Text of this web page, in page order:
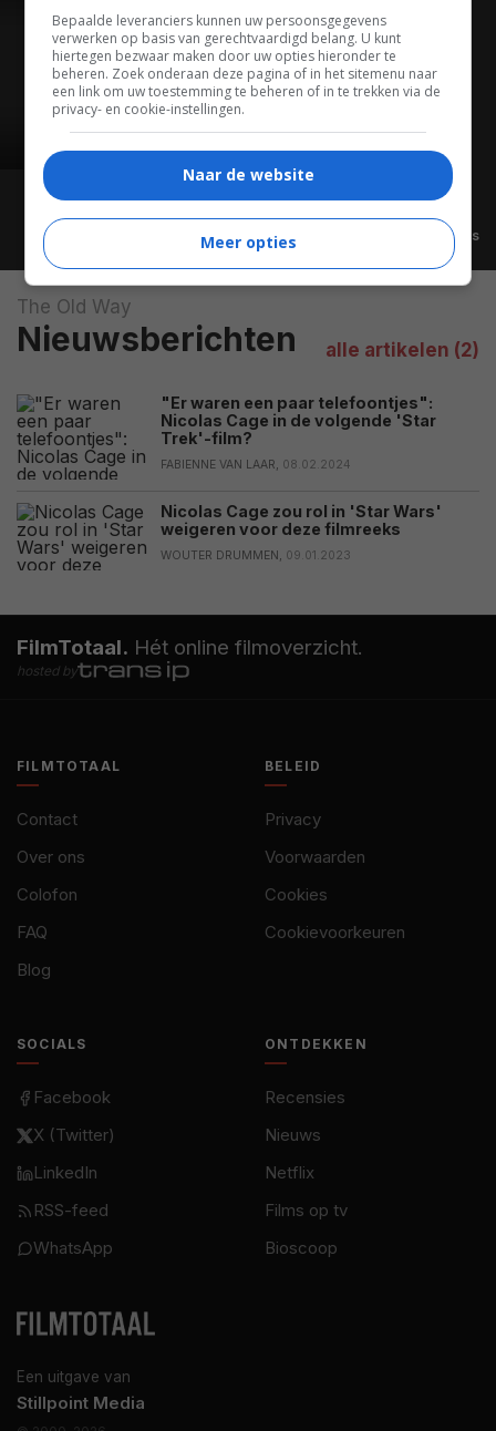
TRAILER
Alle video's
alle artikelen (2)
The Old Way
Nieuwsberichten
"Er waren een paar telefoontjes":
Nicolas Cage in de volgende 'Star
Trek'-film?
FABIENNE VAN LAAR, 08.02.2024
Nicolas Cage zou rol in 'Star Wars'
weigeren voor deze filmreeks
WOUTER DRUMMEN, 09.01.2023
FilmTotaal. Hét online filmoverzicht.
hosted by
Een uitgave van
Stillpoint Media
FILMTOTAAL
Contact
Over ons
Colofon
FAQ
Blog
BELEID
Privacy
Voorwaarden
Cookies
Cookievoorkeuren
SOCIALS
Facebook
X (Twitter)
LinkedIn
RSS-feed
WhatsApp
ONTDEKKEN
Recensies
Nieuws
Netflix
Films op tv
Bioscoop
Bepaalde leveranciers kunnen uw persoonsgegevens
verwerken op basis van gerechtvaardigd belang. U kunt
hiertegen bezwaar maken door uw opties hieronder te
beheren. Zoek onderaan deze pagina of in het sitemenu naar
een link om uw toestemming te beheren of in te trekken via de
privacy- en cookie-instellingen.
Naar de website
Meer opties